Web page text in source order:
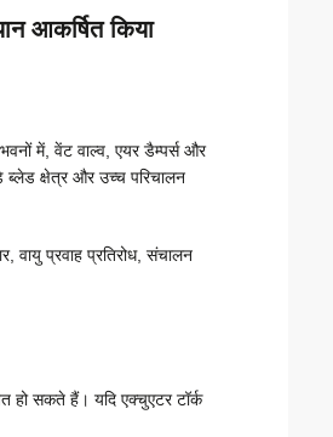
आकर्षित किया
में, वेंट वाल्व, एयर डैम्पर्स और
ब्लेड क्षेत्र और उच्च परिचालन
वायु प्रवाह प्रतिरोध, संचालन
हो सकते हैं। यदि एक्चुएटर टॉर्क